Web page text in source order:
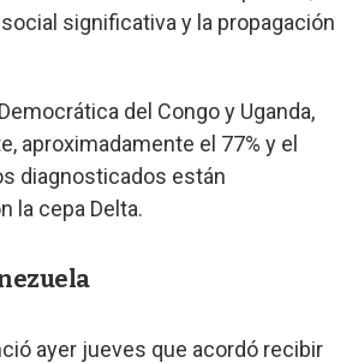
significativa y la propagación
del Congo y Uganda,
aproximadamente el 77% y el
diagnosticados están
la cepa Delta.
ayer jueves que acordó recibir